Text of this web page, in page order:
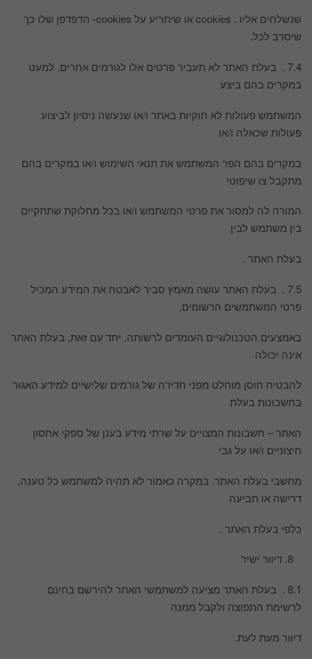
שנשלחים אליו . cookies או שיתריע על cookies- הדפדפן שלו כך
שיסרב לכל.
7.4 . בעלת האתר לא תעביר פרטים אלו לגורמים אחרים, למעט
במקרים בהם ביצע
המשתמש פעולות לא חוקיות באתר ו/או שנעשה ניסיון לביצוע
פעולות שכאלה ו/או
במקרים בהם הפר המשתמש את תנאי השימוש ו/או במקרים בהם
מתקבל צו שיפוטי
המורה לה למסור את פרטי המשתמש ו/או בכל מחלוקת שתתקיים
בין משתמש לבין
בעלת האתר .
7.5 . בעלת האתר עושה מאמץ סביר לאבטח את המידע המכיל
פרטי המשתמשים הרשומים,
באמצעים הטכנולוגיים העומדים לרשותה. יחד עם זאת, בעלת האתר
אינה יכולה
להבטיח חוסן מוחלט מפני חדירה של גורמים שלישיים למידע האגור
בחשבונות בעלת
האתר – חשבונות המצויים על שרתי מידע בענן של ספקי אחסון
חיצוניים ו/או על גבי
מחשבי בעלת האתר. במקרה כאמור לא תהיה למשתמש כל טענה,
דרישה או תביעה
כלפי בעלת האתר .
דיוור ישיר
8.1 . בעלת האתר מציעה למשתמשי האתר להירשם בחינם
לרשימת התפוצה ולקבל ממנה
דיוור מעת לעת.